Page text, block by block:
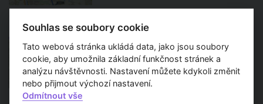
Veřejný prostor
V Jihomoravských Pasohlávkách
budou o krok blíž vybudování lázní,
podepíší smlouvu s Číňany
Článek / 22. 1. 2019
Souhlas se soubory cookie
Tato webová stránka ukládá data, jako jsou soubory
cookie, aby umožnila základní funkčnost stránek a
analýzu návštěvnosti. Nastavení můžete kdykoli změnit
nebo přijmout výchozí nastavení.
Odmítnout vše